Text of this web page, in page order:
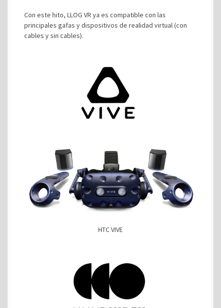
Con este hito, LLOG VR ya es compatible con las
principales gafas y dispositivos de realidad virtual (con
cables y sin cables).
HTC VIVE